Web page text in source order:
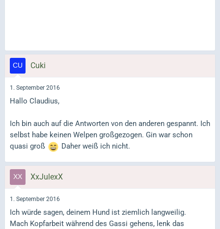
Cuki
1. September 2016
Hallo Claudius,
Ich bin auch auf die Antworten von den anderen gespannt. Ich
selbst habe keinen Welpen großgezogen. Gin war schon
quasi groß
Daher weiß ich nicht.
XxJulexX
1. September 2016
Ich würde sagen, deinem Hund ist ziemlich langweilig.
Mach Kopfarbeit während des Gassi gehens, lenk das